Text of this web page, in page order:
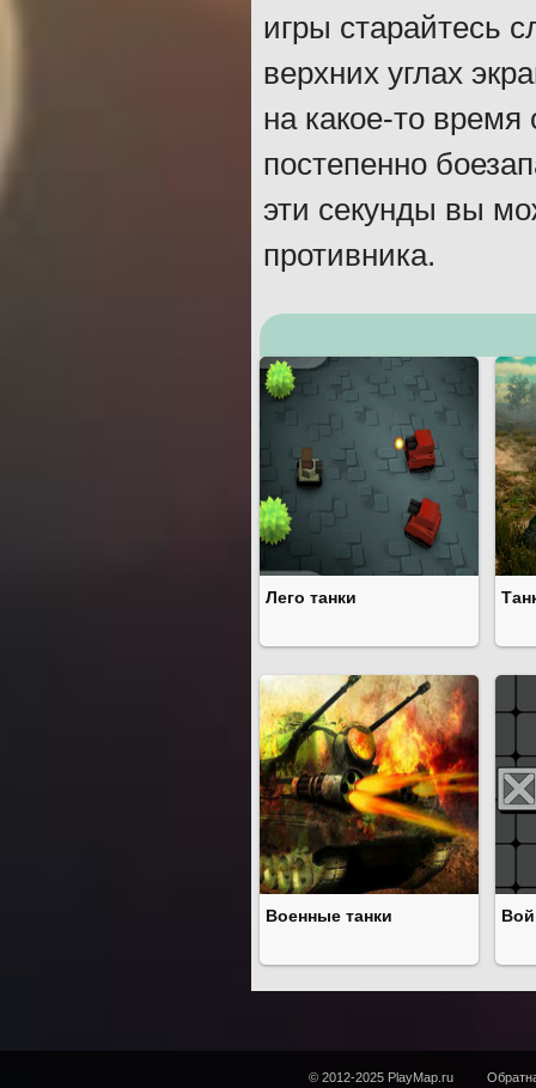
игры старайтесь
верхних углах
на какое-то
постепенно
эти секунды вы
противника.
Лего танки
Военные танки
© 2012-2025 PlayMap.ru